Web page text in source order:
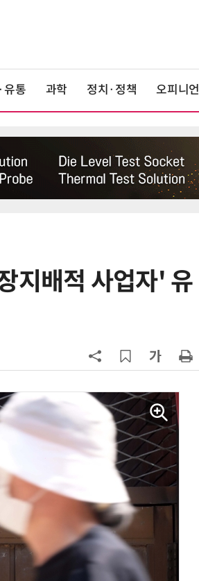
유통 과학 정치·정책 오피니언
지배적 사업자' 유
6
중고폰 안심 인증 50곳 돌파…고객
원…개발자 90%에 無수수료
달 없이 단계적 확장”
9
국산 AI 반도체로 피지컬 AI 실증…
올해 600억 투입
10 SKT, 2분기 영업익 67%↑…AIDC
매출 2배 늘어